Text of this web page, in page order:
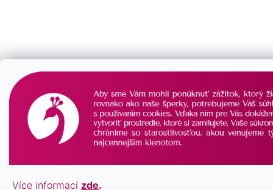
Více informací zde.